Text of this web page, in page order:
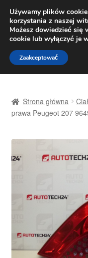
Pn.-pt.
Przejdź
do
nawigacji
Przejdź
do
treści
Dostawa
Kontakt
Płatności
Strona główna
prawa Peugeot 207
Używamy plików
korzystania z naszej
Możesz dowiedzieć się
cookie lub wyłączyć je
Zaakceptować